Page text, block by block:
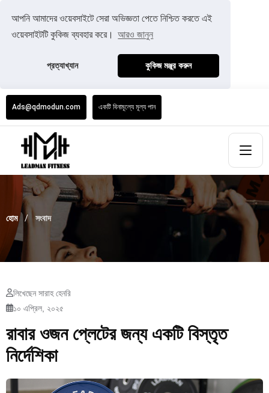
আপনি আমাদের ওয়েবসাইটে সেরা অভিজ্ঞতা পেতে নিশ্চিত করতে এই
ওয়েবসাইটটি কুকিজ ব্যবহার করে।
আরও জানুন
প্রত্যাখ্যান কুকিজ মঞ্জুর করুন
Ads@qdmodun.com একটি বিনামূল্যে মূল্য পান
হোম সংবাদ
লিখেছেন সারাহ হেনরি
১০ এপ্রিল, ২০২৫
রাবার ওজন প্লেটের জন্য একটি বিস্তৃত
নির্দেশিকা